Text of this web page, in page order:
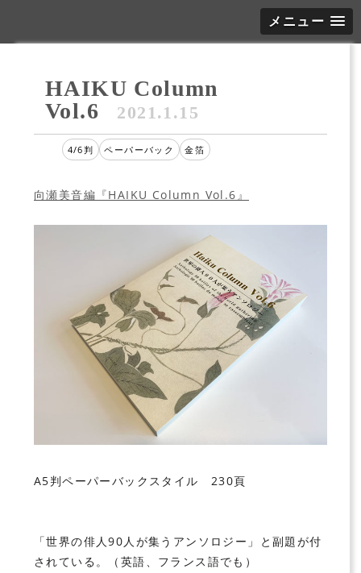
メニュー
HAIKU Column
Vol.6
2021.1.15
4/6判 ペーパーバック 金箔
向瀬美音編『HAIKU Column Vol.6』
A5判ペーパーバックスタイル 230頁
「世界の俳人90人が集うアンソロジー」と副題が付
されている。（英語、フランス語でも）